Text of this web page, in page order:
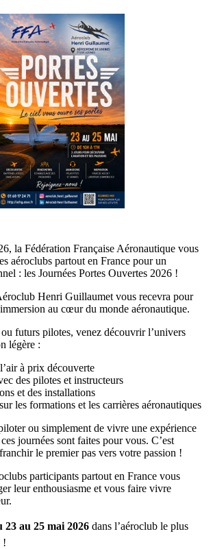
la Fédération Française Aéronautique vous
aéroclubs partout en France pour un
: les Journées Portes Ouvertes 2026 !
Henri Guillaumet vous recevra pour
au cœur du monde aéronautique.
futurs pilotes, venez découvrir l’univers
légère :
à prix découverte
des pilotes et instructeurs
et des installations
les formations et les carrières aéronautiques
ou simplement de vivre une expérience
journées sont faites pour vous. C’est
le premier pas vers votre passion !
participants partout en France vous
leur enthousiasme et vous faire vivre
23 au 25 mai 2026 dans l’aéroclub le plus
!